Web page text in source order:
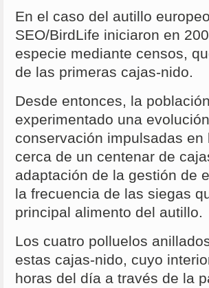
En el caso del autillo
SEO/BirdLife iniciaron en
especie mediante censos,
de las primeras cajas-nido.
Desde entonces, la
experimentado una
conservación impulsadas
cerca de un centenar de
adaptación de la gestión de
la frecuencia de las siegas
principal alimento del autillo.
Los cuatro polluelos
estas cajas-nido, cuyo
horas del día a través de la